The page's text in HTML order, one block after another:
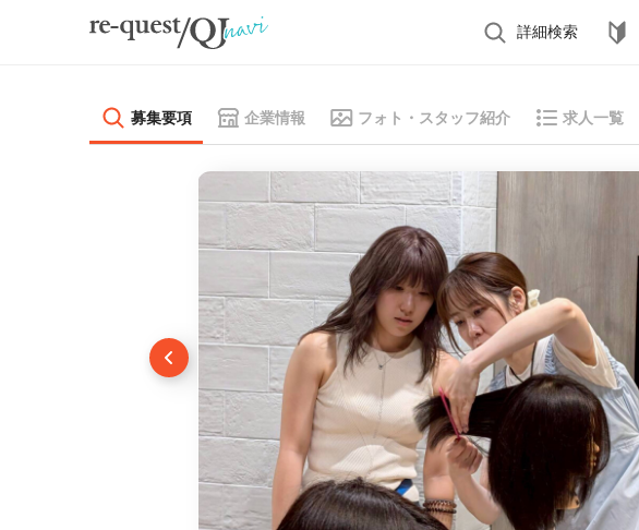
詳細検索
募集要項 企業情報 フォト・スタッフ紹介 求人一覧